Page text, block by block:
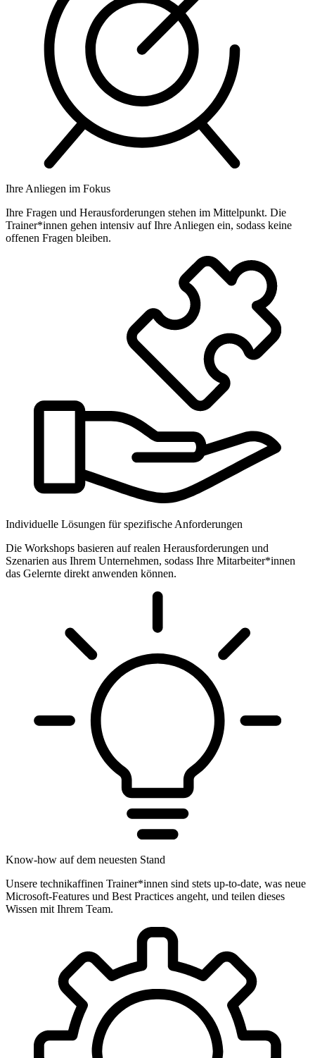
Ihre Anliegen im Fokus
Ihre Fragen und Herausforderungen stehen im Mittelpunkt. Die
Trainer*innen gehen intensiv auf Ihre Anliegen ein, sodass keine
offenen Fragen bleiben.
Individuelle Lösungen für spezifische Anforderungen
Die Workshops basieren auf realen Herausforderungen und
Szenarien aus Ihrem Unternehmen, sodass Ihre Mitarbeiter*innen
das Gelernte direkt anwenden können.
Know-how auf dem neuesten Stand
Unsere technikaffinen Trainer*innen sind stets up-to-date, was neue
Microsoft-Features und Best Practices angeht, und teilen dieses
Wissen mit Ihrem Team.